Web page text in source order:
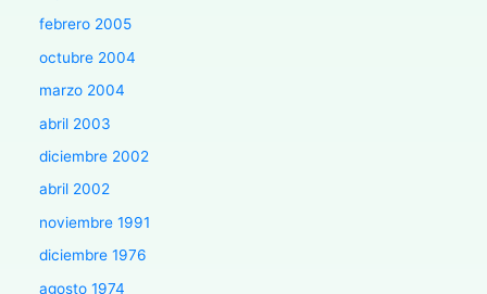
febrero 2005
octubre 2004
marzo 2004
abril 2003
diciembre 2002
abril 2002
noviembre 1991
diciembre 1976
agosto 1974